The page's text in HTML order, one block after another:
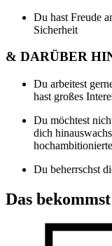
Du hast Freude
Sicherheit
& DARÜBER
Du arbeitest
hast großes
Du möchtest
dich
Du beherrschst
Das